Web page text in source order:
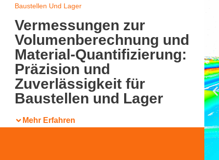
Baustellen Und Lager
Vermessungen zur
Volumenberechnung und
Material-Quantifizierung:
Präzision und
Zuverlässigkeit für
Baustellen und Lager
Mehr Erfahren